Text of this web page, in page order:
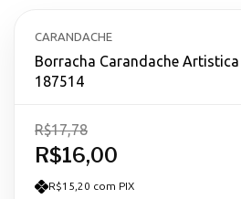
CARANDACHE
Borracha Carandache Artistica
187514
R$16,00
R$17,78
R$15,20 com PIX